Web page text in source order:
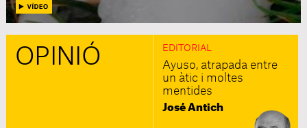
OPINIÓ EDITORIAL
Ayuso, atrapada entre
un àtic i moltes
mentides
José Antich